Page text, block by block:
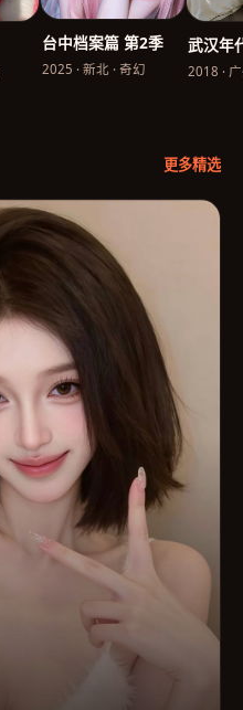
台中档案篇 第2季
2025 · 新北 · 奇幻
武汉年
2018 ·
更多精选